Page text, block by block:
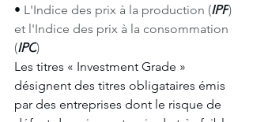
• L'Indice des prix à la production (IPP)
et l'Indice des prix à la consommation
(IPC)
Les titres « Investment Grade »
désignent des titres obligataires émis
par des entreprises dont le risque de